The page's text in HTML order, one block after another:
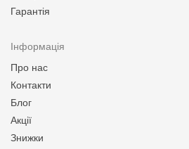
Гарантія
Інформація
Про нас
Контакти
Блог
Акції
Знижки